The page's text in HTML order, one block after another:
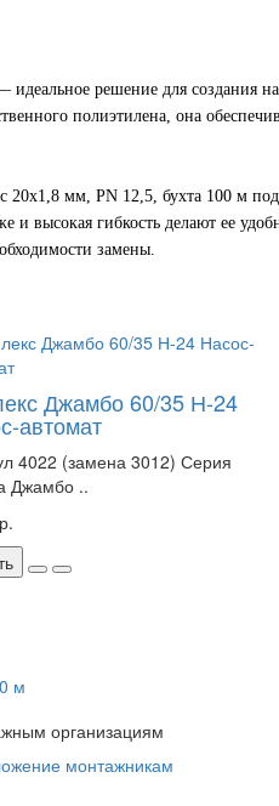
решение для создания
полиэтилена, она
мм, PN 12,5, бухта 100 м
высокая гибкость делают ее
замены.
Джамбо 60/35 Н-24
автомат
4022 (замена 3012) Серия
Джамбо ..
м
организациям
монтажникам